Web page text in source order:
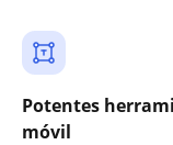
Potentes
móvil